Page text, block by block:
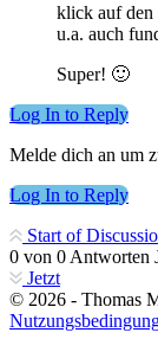
klick auf den
u.a. auch
Super! 🙂
Log In to Reply
Melde dich an um
Log In to Reply
Start of
0 von 0 Antworten
Jetzt
© 2026 - Thomas